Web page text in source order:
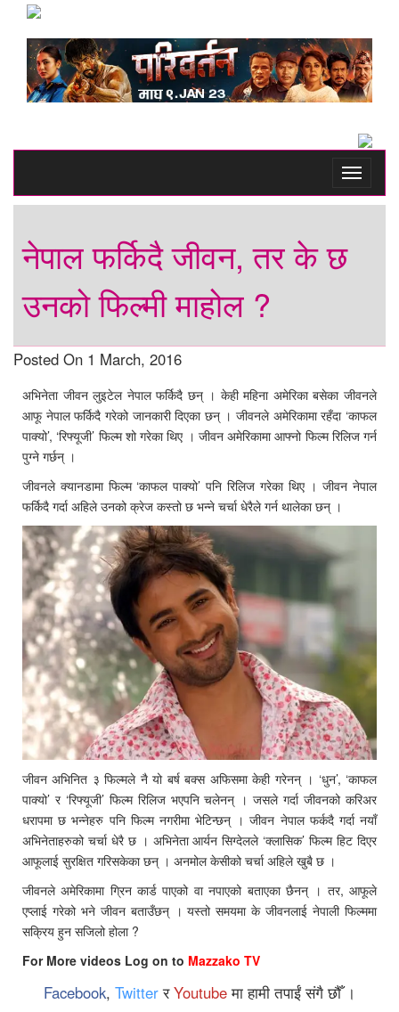
Toggle
नेपाल फर्किदै जीवन, तर के छ
उनको फिल्मी माहोल ?
Posted On 1 March, 2016
अभिनेता जीवन लुइटेल नेपाल फर्किदै छन् । केही महिना अमेरिका बसेका जीवनले
आफू नेपाल फर्किदै गरेको जानकारी दिएका छन् । जीवनले अमेरिकामा रहँदा ‘काफल
पाक्यो’, ‘रिफ्यूजी’ फिल्म शो गरेका थिए । जीवन अमेरिकामा आफ्नो फिल्म रिलिज गर्न
पुग्ने गर्छन् ।
जीवनले क्यानडामा फिल्म ‘काफल पाक्यो’ पनि रिलिज गरेका थिए । जीवन नेपाल
फर्किदै गर्दा अहिले उनको क्रेज कस्तो छ भन्ने चर्चा धेरैले गर्न थालेका छन् ।
जीवन अभिनित ३ फिल्मले नै यो बर्ष बक्स अफिसमा केही गरेनन् । ‘धुन’, ‘काफल
पाक्यो’ र ‘रिफ्यूजी’ फिल्म रिलिज भएपनि चलेनन् । जसले गर्दा जीवनको करिअर
धरापमा छ भन्नेहरु पनि फिल्म नगरीमा भेटिन्छन् । जीवन नेपाल फर्कदै गर्दा नयाँ
अभिनेताहरुको चर्चा धेरै छ । अभिनेता आर्यन सिग्देलले ‘क्लासिक’ फिल्म हिट दिएर
आफूलाई सुरक्षित गरिसकेका छन् । अनमोल केसीको चर्चा अहिले खुबै छ ।
जीवनले अमेरिकामा ग्रिन कार्ड पाएको वा नपाएको बताएका छैनन् । तर, आफूले
एप्लाई गरेको भने जीवन बताउँछन् । यस्तो समयमा के जीवनलाई नेपाली फिल्ममा
सक्रिय हुन सजिलो होला ?
For More videos Log on to Mazzako TV
Facebook, TwitterरYoutubeमा हामी तपाईं संगै छौँ ।